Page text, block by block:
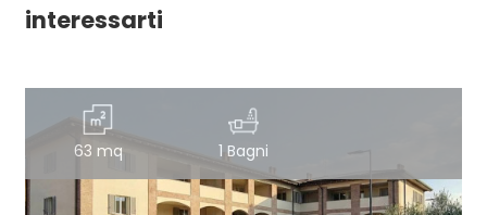
interessarti
63 mq 1 Bagni